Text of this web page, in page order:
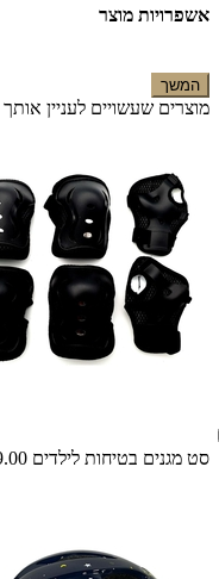
אשפרויות מוצר
המשך
מוצרים שעשויים לעניין אותך
סט מגנים בטיחות לילדים